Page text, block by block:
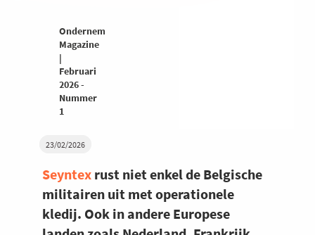
23/02/2026
Seyntex rust niet enkel de Belgische
militairen uit met operationele
kledij. Ook in andere Europese
Ondernemers
Magazine
|
Februari
2026 -
Nummer
1